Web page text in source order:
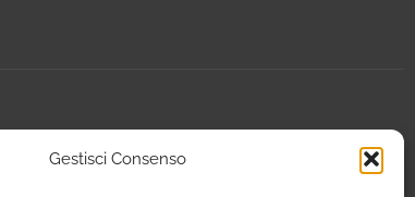
Gestisci Consenso